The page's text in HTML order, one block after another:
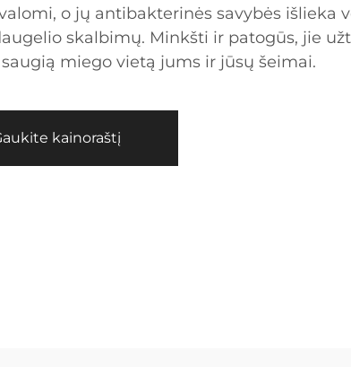
o jų antibakterinės savybės išlieka
skalbimų. Minkšti ir patogūs, jie
miego vietą jums ir jūsų šeimai.
kainoraštį